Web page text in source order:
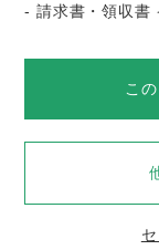
- 請求書・領収書
こ